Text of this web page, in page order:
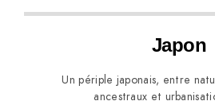
Japon
Un périple japonais, entre
ancestraux et